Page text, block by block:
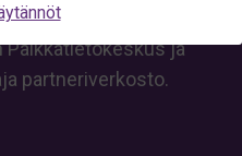
Työtä koordinoi
ja
partneriverkosto.